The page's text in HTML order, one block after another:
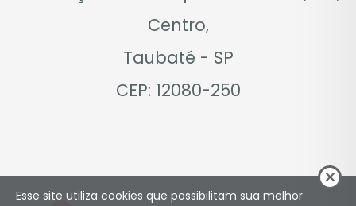
Centro,
Taubaté - SP
CEP: 12080-250
Esse site utiliza cookies que possibilitam sua melhor